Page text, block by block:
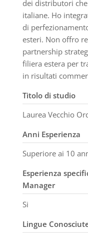
dei distributori
italiane. Ho
di
esteri. Non offro
partnership
filiera estera per
in risultati
Titolo di studio
Laurea Vecchio
Anni Esperienza
Superiore ai 10
Esperienza
Manager
Si
Lingue